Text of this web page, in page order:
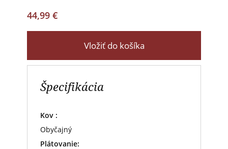
44,99 €
Vložiť do košíka
Špecifikácia
Kov :
Obyčajný
Plátovanie: